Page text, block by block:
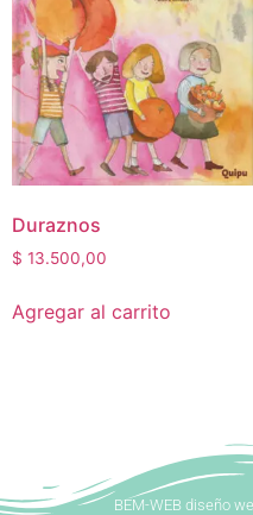
Duraznos
$ 13.500,00
Agregar al carrito
BEM-WEB diseño